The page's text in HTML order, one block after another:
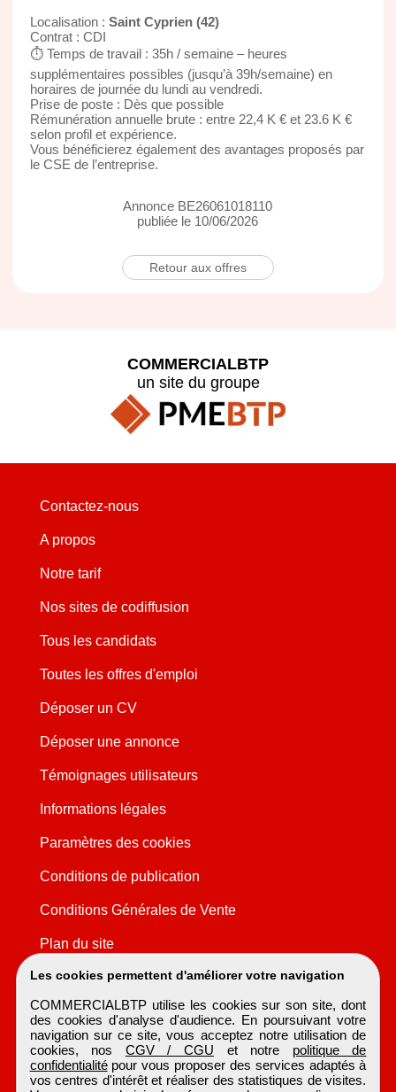
Localisation : Saint Cyprien (42)
Contrat : CDI
⏱ Temps de travail : 35h / semaine – heures
supplémentaires possibles (jusqu’à 39h/semaine) en
horaires de journée du lundi au vendredi.
Prise de poste : Dès que possible
Rémunération annuelle brute : entre 22,4 K € et 23.6 K €
selon profil et expérience.
Vous bénéficierez également des avantages proposés par
le CSE de l’entreprise.
Annonce BE26061018110
publiée le 10/06/2026
Retour aux offres
Les cookies permettent d'améliorer votre navigation
COMMERCIALBTP utilise les cookies sur son site, dont
des cookies d'analyse d'audience. En poursuivant votre
navigation sur ce site, vous acceptez notre utilisation de
cookies, nos CGV / CGU et notre politique de
confidentialitépour vous proposer des services adaptés à
vos centres d'intérêt et réaliser des statistiques de visites.
COMMERCIALBTP
un site du groupe
Contactez-nous
A propos
Notre tarif
Nos sites de codiffusion
Tous les candidats
Toutes les offres d'emploi
Déposer un CV
Déposer une annonce
Témoignages utilisateurs
Informations légales
Paramètres des cookies
Conditions de publication
Conditions Générales de Vente
Plan du site